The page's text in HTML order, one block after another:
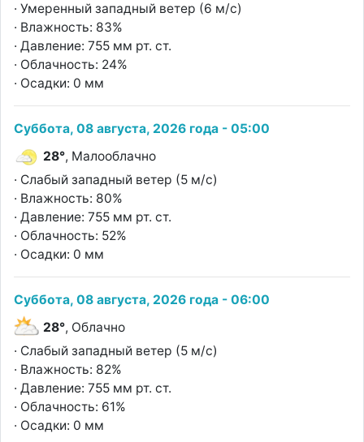
· Умеренный западный ветер (6 м/с)
· Влажность: 83%
· Давление: 755 мм рт. ст.
· Облачность: 24%
· Осадки: 0 мм
Суббота, 08 августа, 2026 года - 05:00
28°, Малооблачно
· Слабый западный ветер (5 м/с)
· Влажность: 80%
· Давление: 755 мм рт. ст.
· Облачность: 52%
· Осадки: 0 мм
Суббота, 08 августа, 2026 года - 06:00
28°, Облачно
· Слабый западный ветер (5 м/с)
· Влажность: 82%
· Давление: 755 мм рт. ст.
· Облачность: 61%
· Осадки: 0 мм